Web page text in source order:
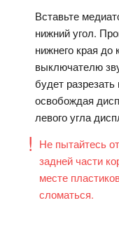
Вставьте
нижний угол.
нижнего края до
выключателю
будет
освобождая
левого угла
Не пытайтесь
задней части
месте
сломаться.